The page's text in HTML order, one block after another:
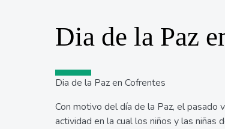
Dia de la Paz
Dia de la Paz en Cofrentes
Con motivo del día de la Paz, el pasado
actividad en la cual los niños y las niñas